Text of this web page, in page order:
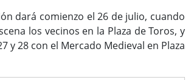
dará comienzo el 26 de julio, cuando
los vecinos en la Plaza de Toros, y
y 28 con el Mercado Medieval en Plaza